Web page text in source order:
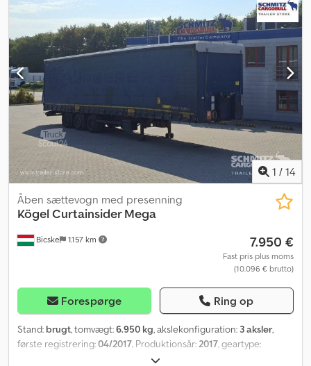
rådgivning. Dcjdpfoztg Dyox Am Ajk
1 / 14
Bicske 1.157 km
Åben sættevogn med presenning
KögelCurtainsider Mega
7.950 €
Fast pris plus moms
(10.096 € brutto)
Forespørge Ring op
Stand: brugt, tomvægt:6.950 kg, akslekonfiguration: 3 aksler,
første registrering:04/2017, Produktionsår:2017, geartype:
, Egentvægt: 6950 kg. Se en oversigt over alle